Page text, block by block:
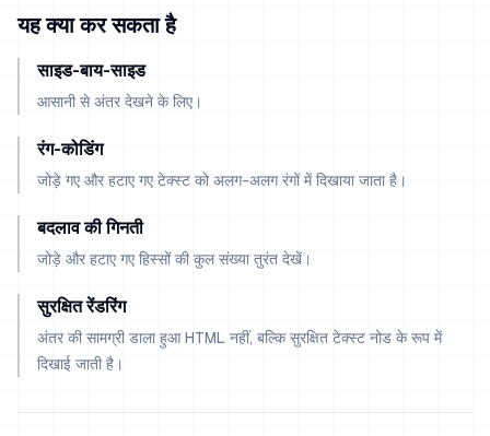
यह क्या कर सकता है
साइड-बाय-साइड
आसानी से अंतर देखने के लिए।
रंग-कोडिंग
जोड़े गए और हटाए गए टेक्स्ट को अलग-अलग रंगों में दिखाया जाता है।
बदलाव की गिनती
जोड़े और हटाए गए हिस्सों की कुल संख्या तुरंत देखें।
सुरक्षित रेंडरिंग
अंतर की सामग्री डाला हुआ HTML नहीं, बल्कि सुरक्षित टेक्स्ट नोड के रूप में
दिखाई जाती है।